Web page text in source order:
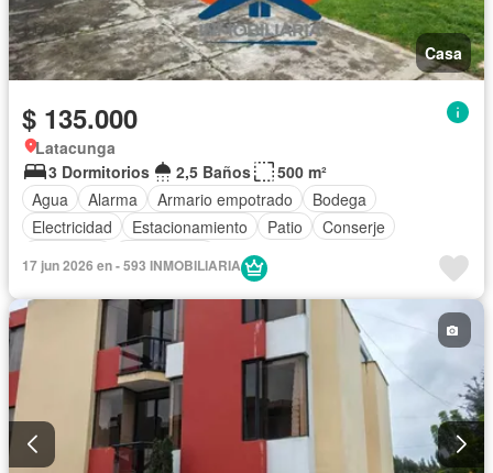
Casa
$ 135.000
Latacunga
3 Dormitorios
2,5 Baños
500 m²
Agua
Alarma Armario empotrado
Bodega
Electricidad
Estacionamiento Patio
Conserje
17 jun 2026 en - 593 INMOBILIARIA